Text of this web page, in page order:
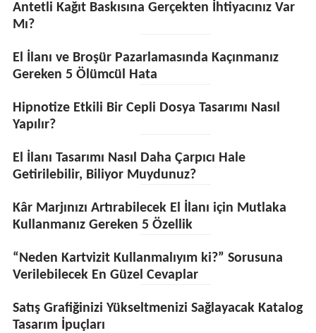
Antetli Kağıt Baskısına Gerçekten İhtiyacınız Var
Mı?
El İlanı ve Broşür Pazarlamasında Kaçınmanız
Gereken 5 Ölümcül Hata
Hipnotize Etkili Bir Cepli Dosya Tasarımı Nasıl
Yapılır?
El İlanı Tasarımı Nasıl Daha Çarpıcı Hale
Getirilebilir, Biliyor Muydunuz?
Kâr Marjınızı Artırabilecek El İlanı için Mutlaka
Kullanmanız Gereken 5 Özellik
“Neden Kartvizit Kullanmalıyım ki?” Sorusuna
Verilebilecek En Güzel Cevaplar
Satış Grafiğinizi Yükseltmenizi Sağlayacak Katalog
Tasarım İpuçları